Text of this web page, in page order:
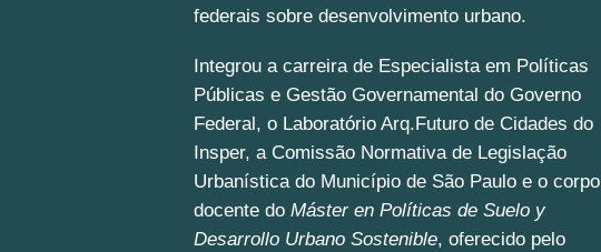
federais sobre desenvolvimento urbano.
Integrou a carreira de Especialista em Políticas
Públicas e Gestão Governamental do Governo
Federal, o Laboratório Arq.Futuro de Cidades do
Insper, a Comissão Normativa de Legislação
Urbanística do Município de São Paulo e o corpo
docente doMáster en Políticas de Suelo y
Desarrollo Urbano Sostenible, oferecido pelo